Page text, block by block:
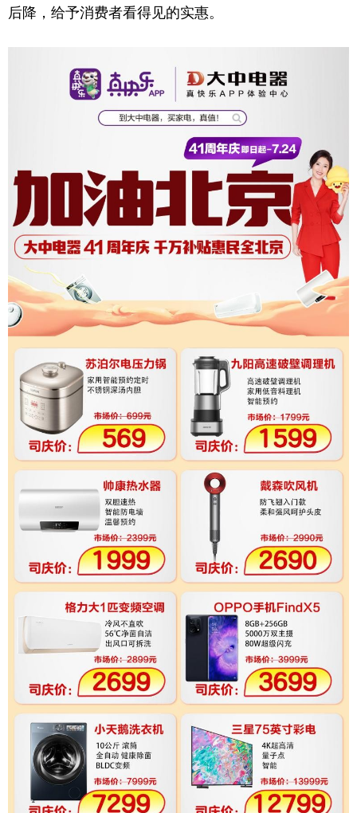
后降，给予消费者看得见的实惠。